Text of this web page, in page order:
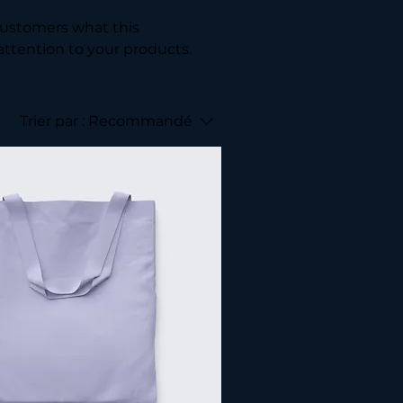
what this
to your products.
Trier par : Recommandé